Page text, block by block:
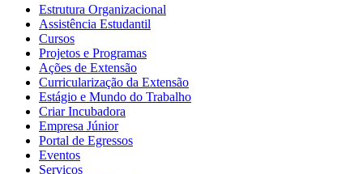
Estrutura Organizacional
Assistência Estudantil
Cursos
Projetos e Programas
Ações de Extensão
Curricularização da Extensão
Estágio e Mundo do Trabalho
Criar Incubadora
Empresa Júnior
Portal de Egressos
Eventos
Serviços